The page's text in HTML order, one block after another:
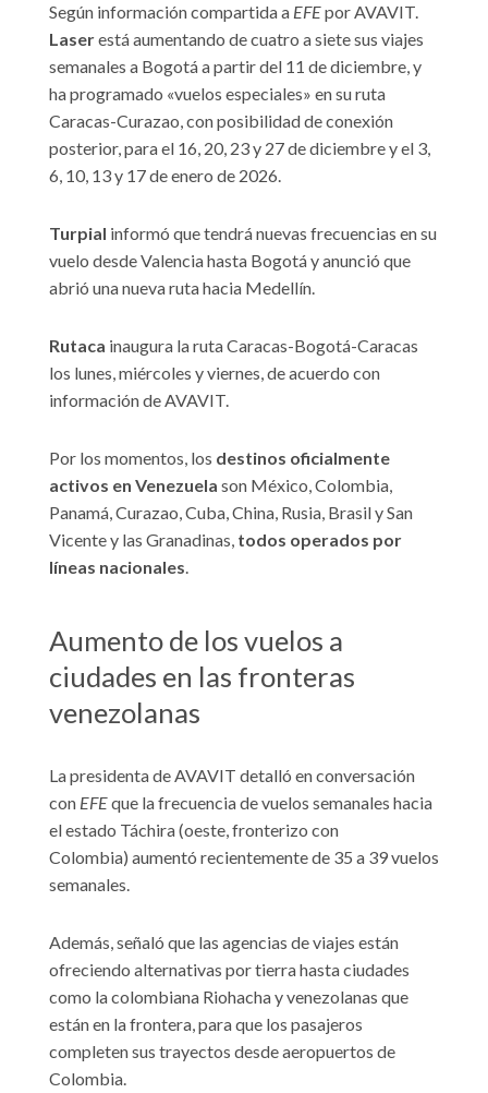
Según información compartida a EFEpor AVAVIT.
Laserestá aumentando de cuatro a siete sus viajes
semanales a Bogotá a partir del 11 de diciembre, y
ha programado «vuelos especiales» en su ruta
Caracas-Curazao, con posibilidad de conexión
posterior, para el 16, 20, 23 y 27 de diciembre y el 3,
6, 10, 13 y 17 de enero de 2026.
Turpial informó que tendrá nuevas frecuencias en su
vuelo desde Valencia hasta Bogotá y anunció que
abrió una nueva ruta hacia Medellín.
Rutaca inaugura la ruta Caracas-Bogotá-Caracas
los lunes, miércoles y viernes, de acuerdo con
información de AVAVIT.
Por los momentos, los destinos oficialmente
activos en Venezuela son México, Colombia,
Panamá, Curazao, Cuba, China, Rusia, Brasil y San
Vicente y las Granadinas, todos operados por
líneas nacionales.
Aumento de los vuelos a
ciudades en las fronteras
venezolanas
La presidenta de AVAVIT detalló en conversación
con EFEque la frecuencia de vuelos semanales hacia
el estado Táchira (oeste, fronterizo con
Colombia) aumentó recientemente de 35 a 39 vuelos
semanales.
Además, señaló que las agencias de viajes están
ofreciendo alternativas por tierra hasta ciudades
como la colombiana Riohacha y venezolanas que
están en la frontera, para que los pasajeros
completen sus trayectos desde aeropuertos de
Colombia.